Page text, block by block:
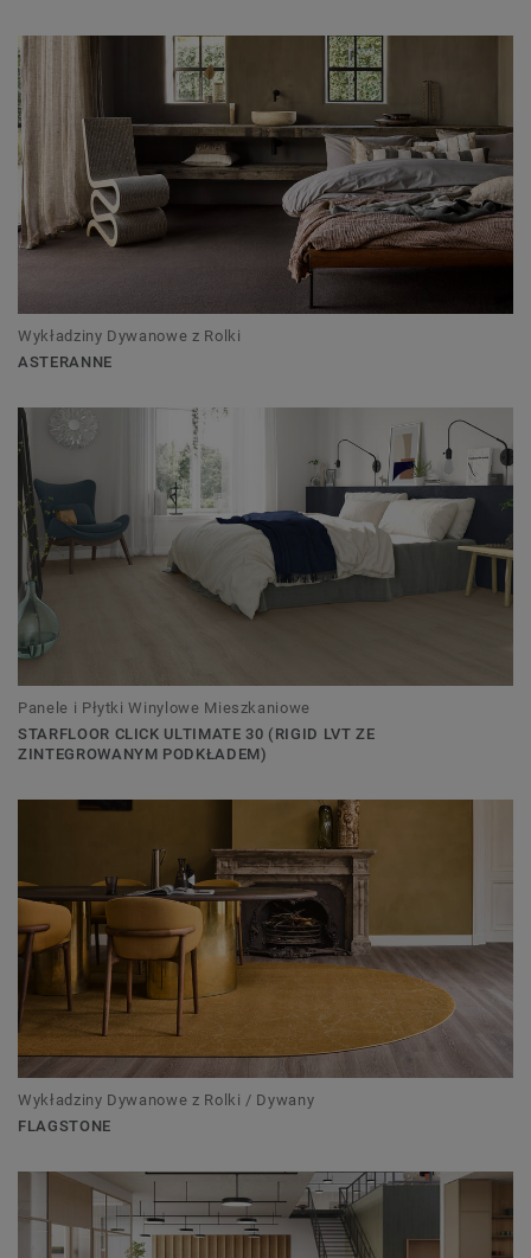
Wykładziny Dywanowe z Rolki
ASTERANNE
Panele i Płytki Winylowe Mieszkaniowe
STARFLOOR CLICK ULTIMATE 30 (RIGID LVT ZE
ZINTEGROWANYM PODKŁADEM)
Wykładziny Dywanowe z Rolki / Dywany
FLAGSTONE